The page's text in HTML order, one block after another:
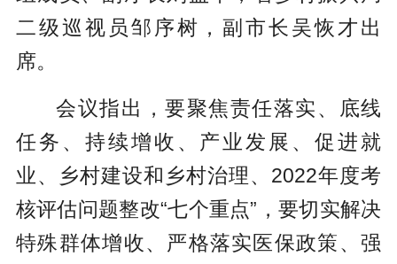
二级巡视员邹序树，副市长吴恢才出
席。
会议指出，要聚焦责任落实、底线
任务、持续增收、产业发展、促进就
业、乡村建设和乡村治理、2022年度考
核评估问题整改“七个重点”，要切实解决
特殊群体增收、严格落实医保政策、强